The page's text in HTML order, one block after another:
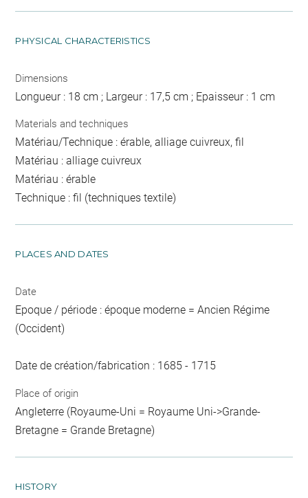
PHYSICAL CHARACTERISTICS
Dimensions
Longueur : 18 cm ; Largeur : 17,5 cm ; Epaisseur : 1 cm
Materials and techniques
Matériau/Technique : érable, alliage cuivreux, fil
Matériau : alliage cuivreux
Matériau : érable
Technique : fil (techniques textile)
PLACES AND DATES
Date
Epoque / période : époque moderne = Ancien Régime
(Occident)
Date de création/fabrication : 1685 - 1715
Place of origin
Angleterre (Royaume-Uni = Royaume Uni->Grande-
Bretagne = Grande Bretagne)
HISTORY